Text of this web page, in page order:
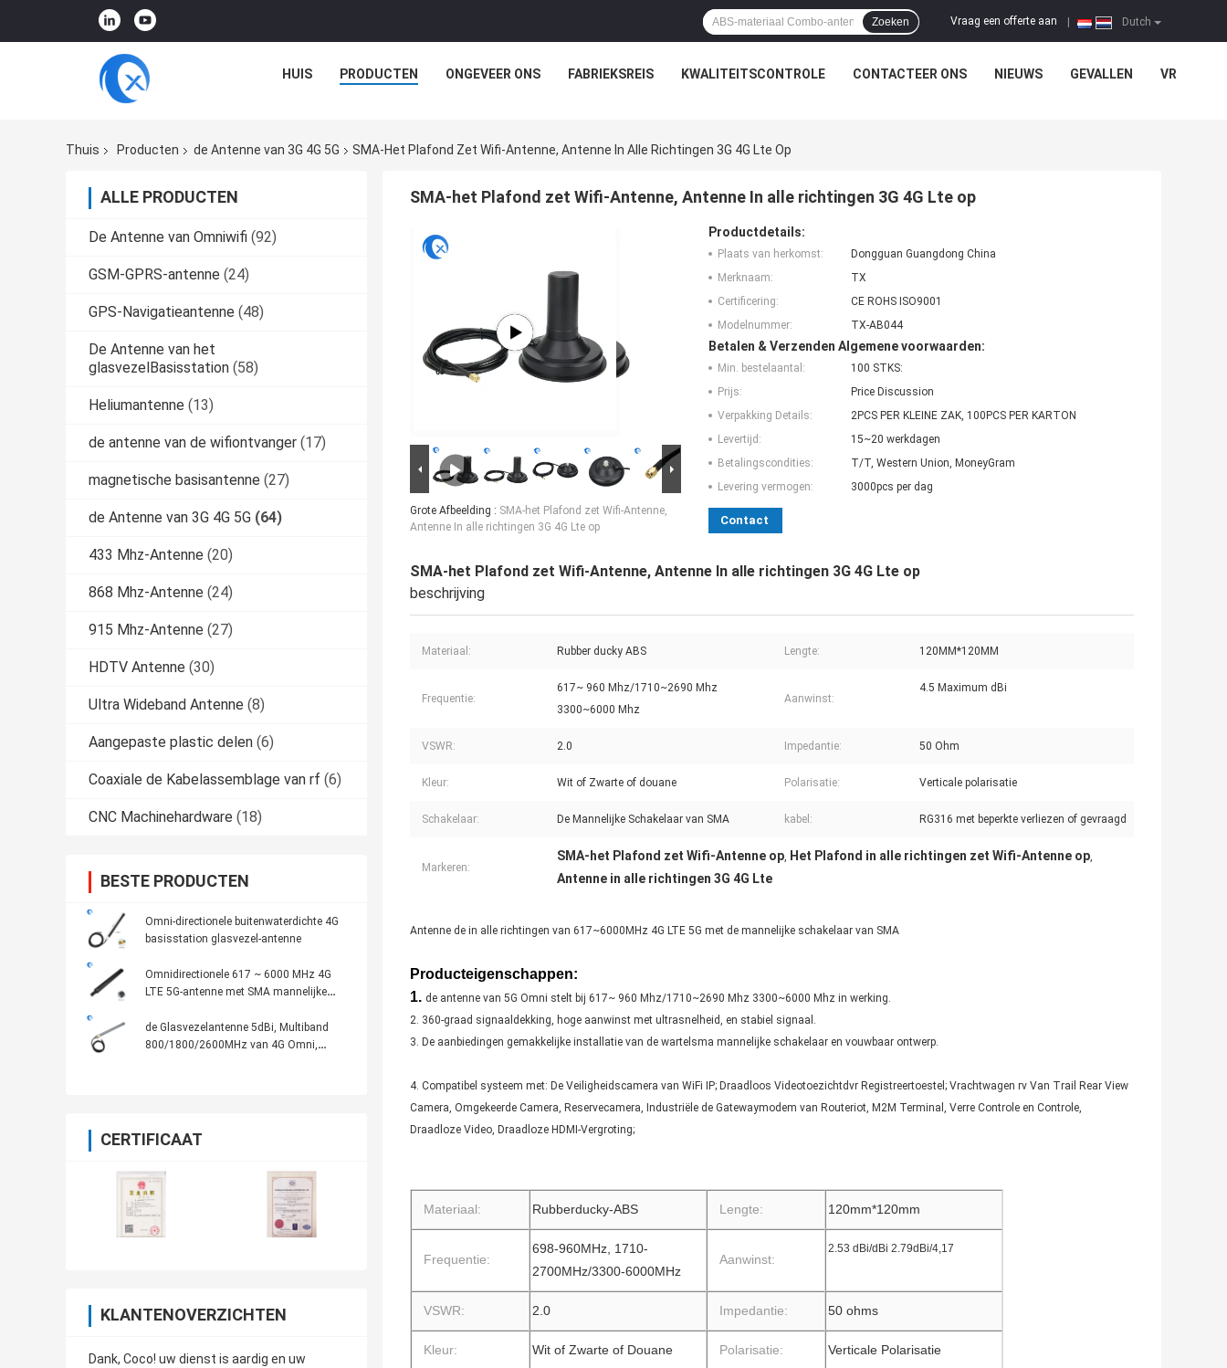
Dutch
Vraag een offerte aan
Zoeken
HUIS PRODUCTEN ONGEVEER ONS FABRIEKSREIS KWALITEITSCONTROLE CONTACTEER ONS NIEUWS GEVALLEN VR
Thuis Producten de Antenne van 3G 4G 5G SMA-Het Plafond Zet Wifi-Antenne, Antenne In Alle Richtingen 3G 4G Lte Op
ALLE PRODUCTEN
De Antenne van Omniwifi (92)
GSM-GPRS-antenne (24)
GPS-Navigatieantenne (48)
De Antenne van het
glasvezelBasisstation (58)
Heliumantenne (13)
de antenne van de wifiontvanger (17)
magnetische basisantenne (27)
de Antenne van 3G 4G 5G (64)
433 Mhz-Antenne (20)
868 Mhz-Antenne (24)
915 Mhz-Antenne (27)
HDTV Antenne (30)
Ultra Wideband Antenne (8)
Aangepaste plastic delen (6)
Coaxiale de Kabelassemblage van rf (6)
CNC Machinehardware (18)
BESTE PRODUCTEN
Omni-directionele buitenwaterdichte 4G
basisstation glasvezel-antenne
Omnidirectionele 617 ~ 6000 MHz 4G
LTE 5G-antenne met SMA mannelijke
de Glasvezelantenne 5dBi, Multiband
800/1800/2600MHz van 4G Omni,
CERTIFICAAT
KLANTENOVERZICHTEN
Dank, Coco! uw dienst is aardig en uw
SMA-het Plafond zet Wifi-Antenne, Antenne In alle richtingen 3G 4G Lte op
Grote Afbeelding : SMA-het Plafond zet Wifi-Antenne,
Antenne In alle richtingen 3G 4G Lte op
Productdetails:
Plaats van herkomst:
Dongguan Guangdong China
Merknaam:
TX
Certificering:
CE ROHS ISO9001
Modelnummer:
TX-AB044
Betalen & Verzenden Algemene voorwaarden:
Min. bestelaantal:
100 STKS:
Prijs:
Price Discussion
Verpakking Details:
2PCS PER KLEINE ZAK, 100PCS PER KARTON
Levertijd:
15~20 werkdagen
Betalingscondities:
T/T, Western Union, MoneyGram
Levering vermogen:
3000pcs per dag
Contact
SMA-het Plafond zet Wifi-Antenne, Antenne In alle richtingen 3G 4G Lte op
beschrijving
Materiaal: Rubber ducky ABS Lengte: 120MM*120MM
Frequentie:
617~ 960 Mhz/1710~2690 Mhz
3300~6000 Mhz
Aanwinst:
4.5 Maximum dBi
VSWR: 2.0 Impedantie: 50 Ohm
Kleur: Wit of Zwarte of douane Polarisatie: Verticale polarisatie
Schakelaar: De Mannelijke Schakelaar van SMA kabel: RG316 met beperkte verliezen of gevraagd
Markeren:
SMA-het Plafond zet Wifi-Antenne op, Het Plafond in alle richtingen zet Wifi-Antenne op,
Antenne in alle richtingen 3G 4G Lte
Antenne de in alle richtingen van 617~6000MHz 4G LTE 5G met de mannelijke schakelaar van SMA
Producteigenschappen:
1. de antenne van 5G Omni stelt bij 617~ 960 Mhz/1710~2690 Mhz 3300~6000 Mhz in werking.
2. 360-graad signaaldekking, hoge aanwinst met ultrasnelheid, en stabiel signaal.
3. De aanbiedingen gemakkelijke installatie van de wartelsma mannelijke schakelaar en vouwbaar ontwerp.
4. Compatibel systeem met: De Veiligheidscamera van WiFi IP; Draadloos Videotoezichtdvr Registreertoestel; Vrachtwagen rv Van Trail Rear View
Camera, Omgekeerde Camera, Reservecamera, Industriële de Gatewaymodem van Routeriot, M2M Terminal, Verre Controle en Controle,
Draadloze Video, Draadloze HDMI-Vergroting;
Materiaal: Rubberducky-ABS Lengte: 120mm*120mm
Frequentie:
698-960MHz, 1710-
2700MHz/3300-6000MHz
Aanwinst:
2.53 dBi/dBi 2.79dBi/4,17
VSWR: 2.0 Impedantie: 50 ohms
Kleur: Wit of Zwarte of Douane Polarisatie: Verticale Polarisatie